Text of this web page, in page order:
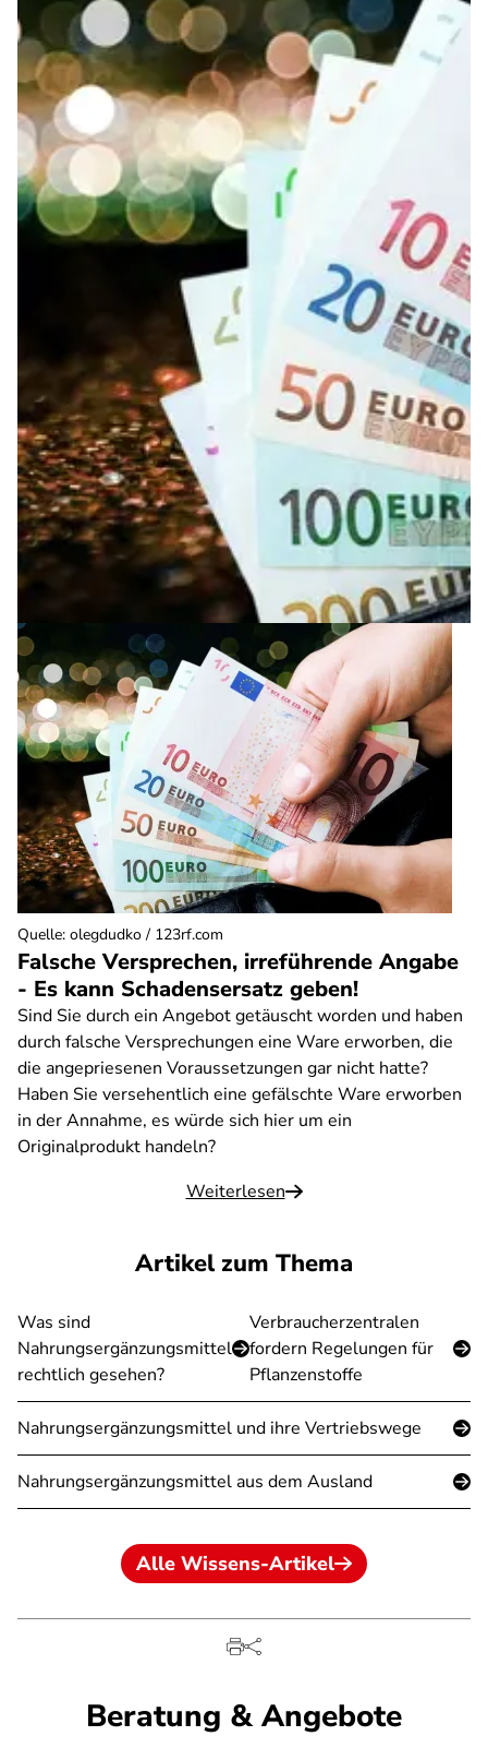
Falsche Versprechen, irreführende Angabe
- Es kann Schadensersatz geben!
Sind Sie durch ein Angebot getäuscht worden und haben
durch falsche Versprechungen eine Ware erworben, die
die angepriesenen Voraussetzungen gar nicht hatte?
Haben Sie versehentlich eine gefälschte Ware erworben
in der Annahme, es würde sich hier um ein
Originalprodukt handeln?
Weiterlesen
Quelle: olegdudko / 123rf.com
Artikel zum Thema
Was sind
Nahrungsergänzungsmittel
rechtlich gesehen?
Verbraucherzentralen
fordern Regelungen für
Pflanzenstoffe
Nahrungsergänzungsmittel und ihre Vertriebswege
Nahrungsergänzungsmittel aus dem Ausland
Alle Wissens-Artikel
Beratung & Angebote